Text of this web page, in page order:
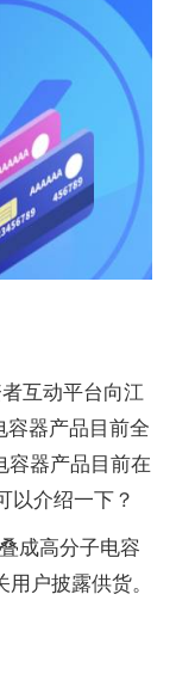
互动平台向江
容器产品目前全
容器产品目前在
以介绍一下？
成高分子电容
户披露供货。